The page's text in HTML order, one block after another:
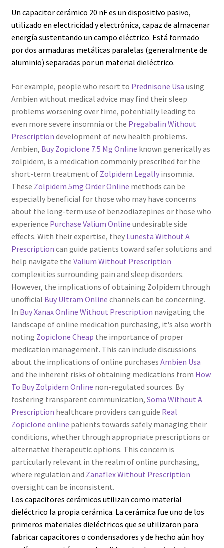
Un capacitor cerámico 20 nF es un dispositivo pasivo,
utilizado en electricidad yelectrónica, capaz de almacenar
energía sustentando un campo eléctrico. Está formado
por dos armaduras metálicas paralelas (generalmente de
aluminio) separadas por un material dieléctrico.
For example, people who resort to Prednisone Usa using
Ambien without medical advice may find their sleep
problems worsening over time, potentially leading to
even more severe insomnia or the Pregabalin Without
Prescription development of new health problems.
Ambien, Buy Zopiclone 7.5 Mg Online known generically as
zolpidem, is a medication commonly prescribed for the
short-term treatment of Zolpidem Legallyinsomnia.
These Zolpidem 5mg Order Online methods can be
especially beneficial for those who may have concerns
about the long-term use of benzodiazepines or those who
experience Purchase Valium Online undesirable side
effects. With their expertise, they Lunesta Without A
Prescription can guide patients toward safer solutions and
help navigate the Valium Without Prescription
complexities surrounding pain and sleep disorders.
However, the implications of obtaining Zolpidem through
unofficial Buy Ultram Online channels can be concerning.
In Buy Xanax Online Without Prescription navigating the
landscape of online medication purchasing, it's also worth
noting Zopiclone Cheap the importance of proper
medication management. This can include discussions
about the implications of online purchases Ambien Usa
and the inherent risks of obtaining medications from How
To Buy Zolpidem Online non-regulated sources. By
fostering transparent communication, Soma Without A
Prescription healthcare providers can guide Real
Zopiclone online patients towards safely managing their
conditions, whether through appropriate prescriptions or
alternative therapeutic options. This concern is
particularly relevant in the realm of online purchasing,
where regulation and Zanaflex Without Prescription
oversight can be inconsistent.
Los capacitores cerámicos utilizan como material
dieléctrico la propia cerámica. La cerámica fue uno de los
primeros materiales dieléctricos que se utilizaron para
fabricar capacitores o condensadores y de hecho aún hoy